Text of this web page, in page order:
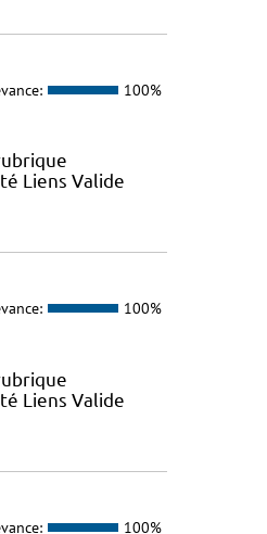
100%
Liens Valide
100%
Liens Valide
100%